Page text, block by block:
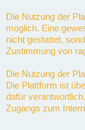
Die Nutzung der
möglich. Eine
nicht gestattet,
Zustimmung von
Die Nutzung der
Die Plattform ist
dafür
Zugangs zum